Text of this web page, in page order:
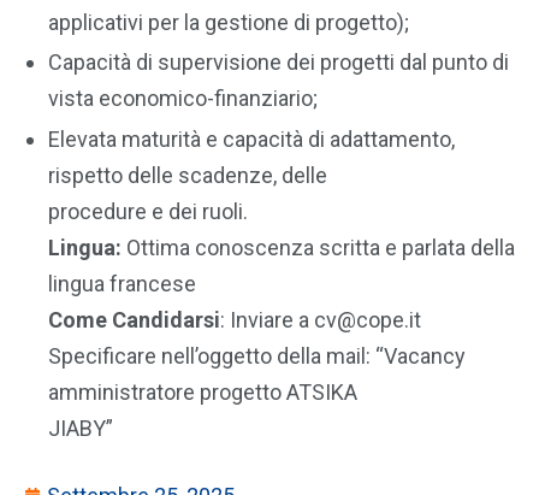
applicativi per la gestione di progetto);
Capacità di supervisione dei progetti dal punto di
vista economico-finanziario;
Elevata maturità e capacità di adattamento,
rispetto delle scadenze, delle
procedure e dei ruoli.
Lingua: Ottima conoscenza scritta e parlata della
lingua francese
Come Candidarsi: Inviare a cv@cope.it
Specificare nell’oggetto della mail: “Vacancy
amministratore progetto ATSIKA
JIABY”